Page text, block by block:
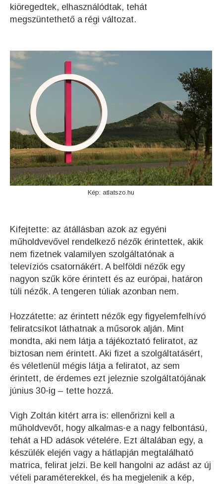
kiöregedtek, elhasználódtak, tehát
megszüntethető a régi változat.
Kép: atlatszo.hu
Kifejtette: az átállásban azok az egyéni
műholdvevővel rendelkező nézők érintettek, akik
nem fizetnek valamilyen szolgáltatónak a
televíziós csatornákért. A belföldi nézők egy
nagyon szűk köre érintett és az európai, határon
túli nézők. A tengeren túliak azonban nem.
Hozzátette: az érintett nézők egy figyelemfelhívó
feliratcsíkot láthatnak a műsorok alján. Mint
mondta, aki nem látja a tájékoztató feliratot, az
biztosan nem érintett. Aki fizet a szolgáltatásért,
és véletlenül mégis látja a feliratot, az sem
érintett, de érdemes ezt jeleznie szolgáltatójának
június 30-ig – tette hozzá.
Vigh Zoltán kitért arra is: ellenőrizni kell a
műholdvevőt, hogy alkalmas-e a nagy felbontású,
tehát a HD adások vételére. Ezt általában egy, a
készülék elején vagy a hátlapján megtalálható
matrica, felirat jelzi. Be kell hangolni az adást az új
vételi paraméterekkel, és ha megjelenik a kép,